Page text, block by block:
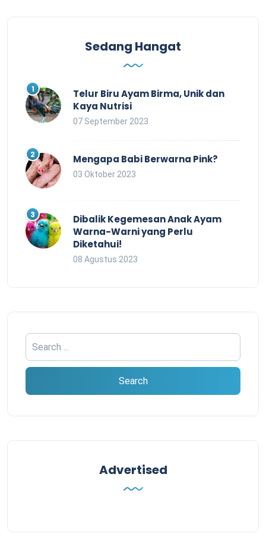
Sedang Hangat
Telur Biru Ayam Birma, Unik dan
Kaya Nutrisi
07 September 2023
Mengapa Babi Berwarna Pink?
03 Oktober 2023
Dibalik Kegemesan Anak Ayam
Warna-Warni yang Perlu
Diketahui!
08 Agustus 2023
Advertised